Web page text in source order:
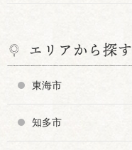
エリアから探す
東海市
知多市